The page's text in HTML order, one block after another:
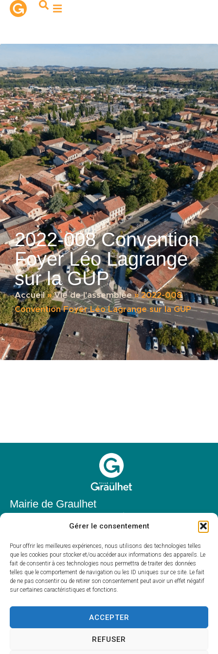
Gérer le consentement
Pour offrir les meilleures expériences, nous utilisons des technologies telles
que les cookies pour stocker et/ou accéder aux informations des appareils. Le
fait de consentir à ces technologies nous permettra de traiter des données
telles que le comportement de navigation ou les ID uniques sur ce site. Le fait
de ne pas consentir ou de retirer son consentement peut avoir un effet négatif
sur certaines caractéristiques et fonctions.
ACCEPTER
REFUSER
principal
2022-008 Convention
Foyer Léo Lagrange
sur la GUP
Accueil»Vie de l'assemblée»2022-008
Convention Foyer Léo Lagrange sur la GUP
Mairie de Graulhet
81300 Graulhet
05 63 42 85 50
mairie@mairie-graulhet.fr
Horaires d'ouverture
Du lundi au vendredi :